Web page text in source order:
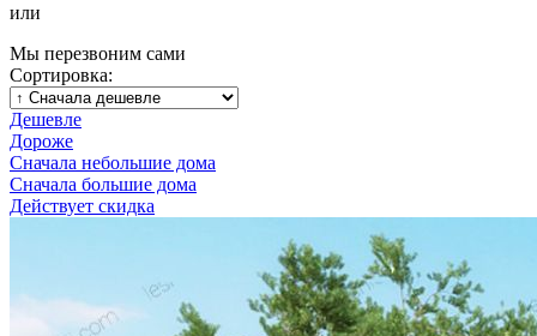
или
Мы перезвоним сами
Сортировка:
Дешевле
Дороже
Сначала небольшие дома
Сначала большие дома
Действует скидка